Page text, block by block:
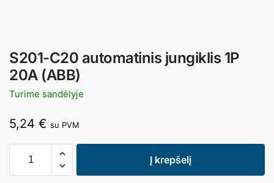
S201-C20 automatinis jungiklis 1P
20A (ABB)
Turime sandėlyje
5,24 € su PVM
Į krepšelį